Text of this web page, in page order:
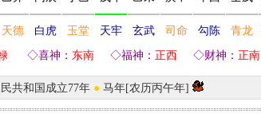
天德 白虎 玉堂 天牢 玄武 司命 勾陈 青龙
◇喜神： 东南◇福神： 正西 ◇财神： 正南
共和国成立77年 ● 马年[农历丙午年]